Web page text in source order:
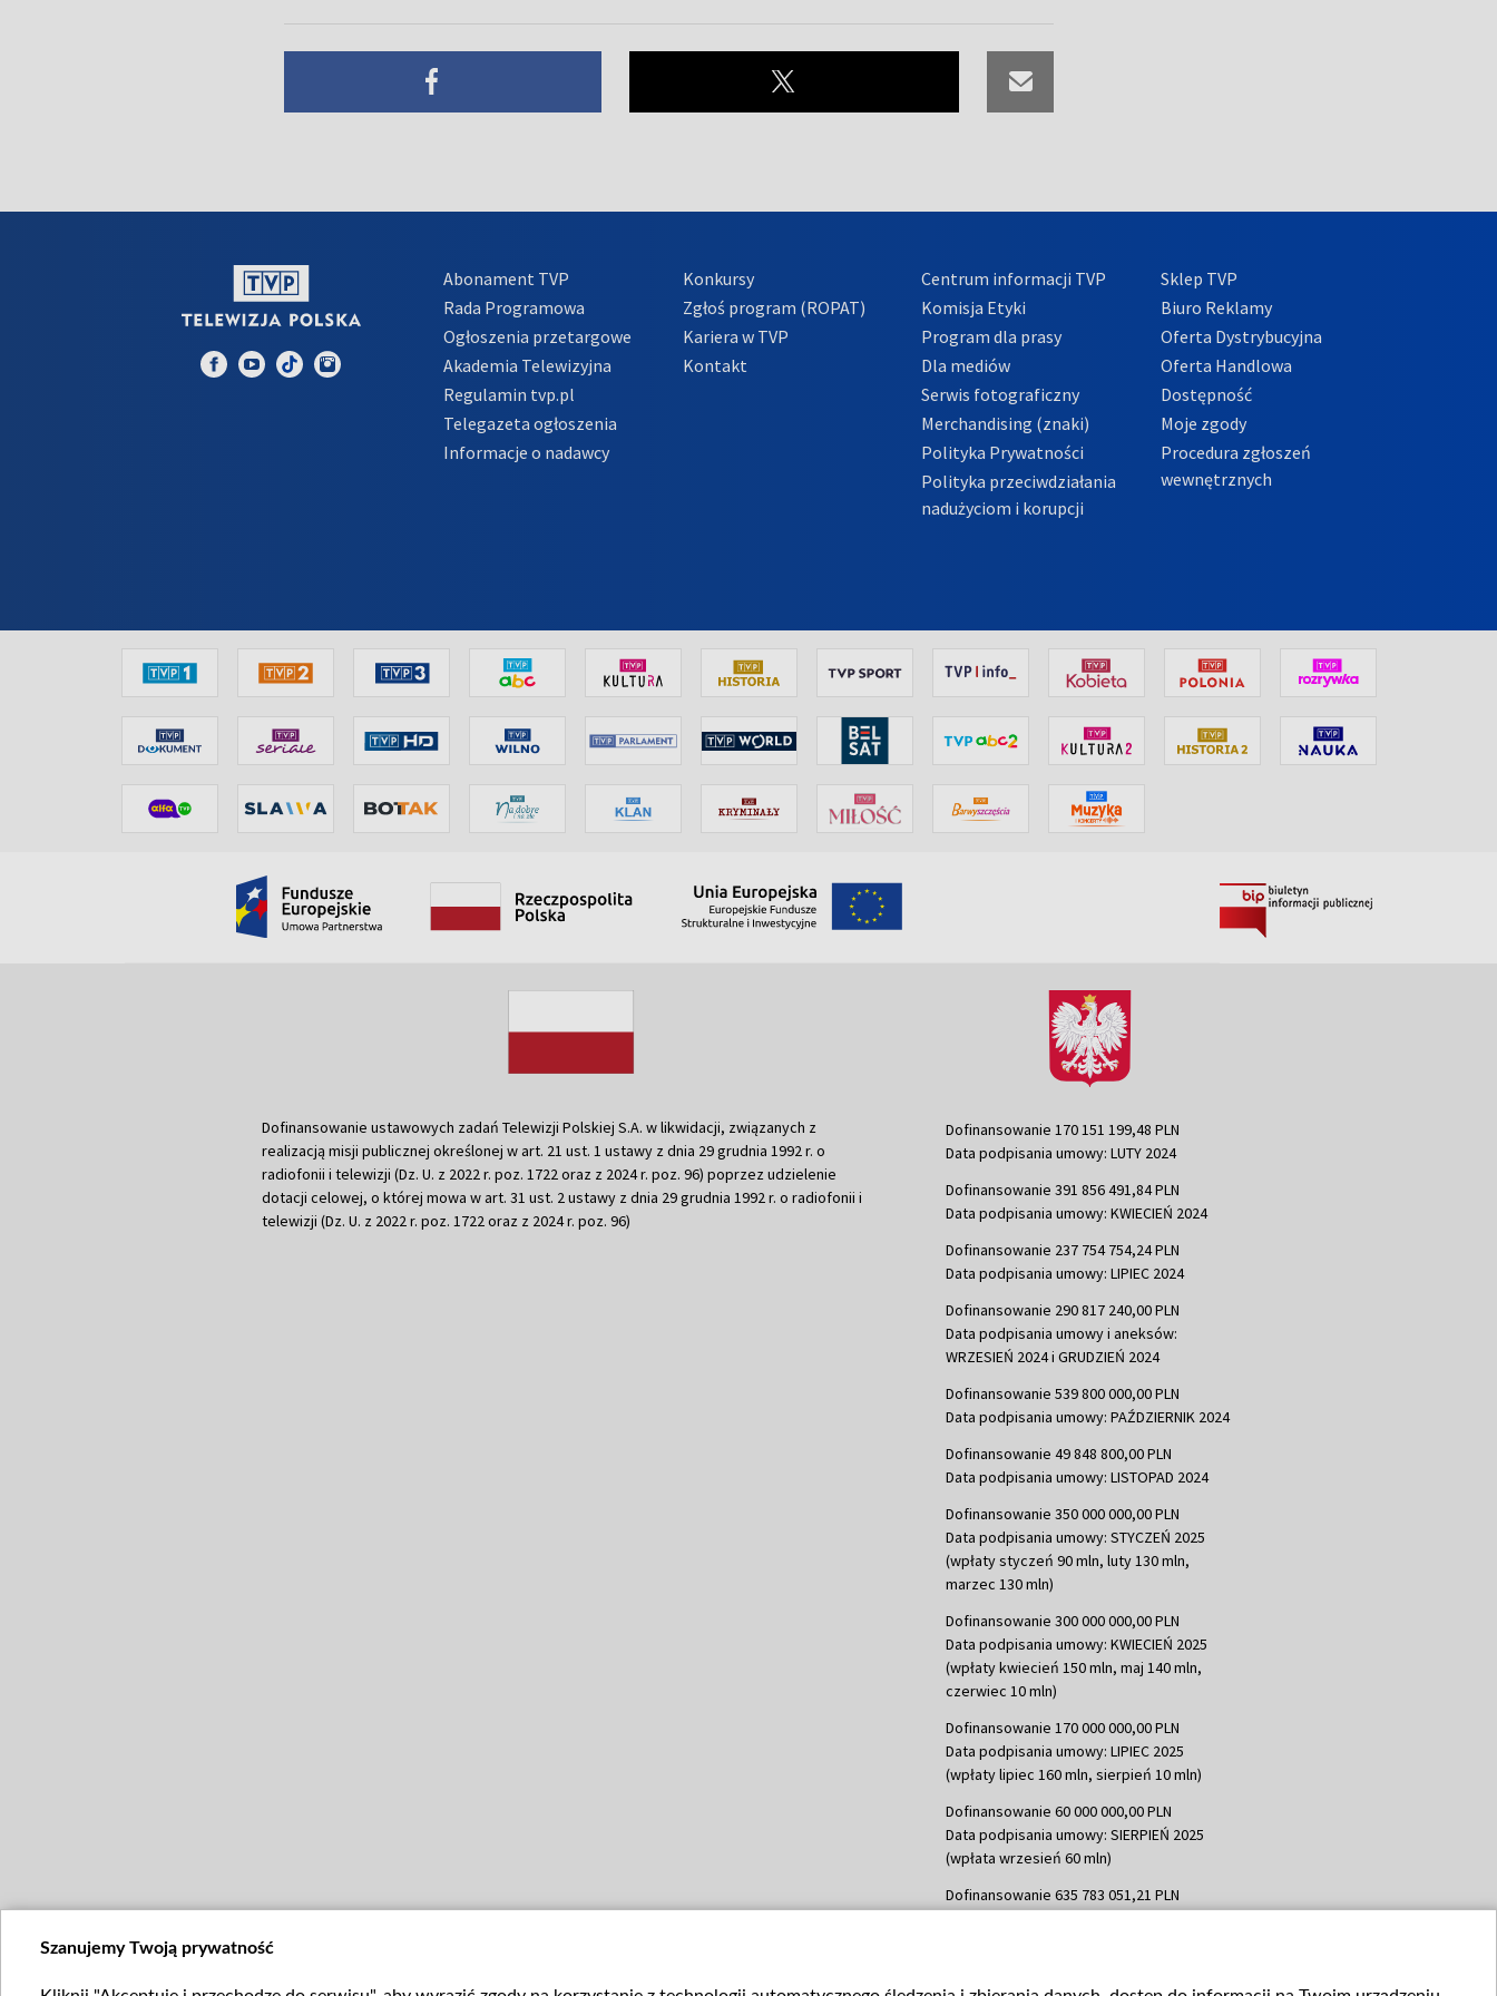
Abonament TVP
Rada Programowa
Ogłoszenia przetargowe
Akademia Telewizyjna
Regulamin tvp.pl
Telegazeta ogłoszenia
Informacje o nadawcy
Konkursy
Zgłoś program (ROPAT)
Kariera w TVP
Kontakt
Centrum informacji TVP
Komisja Etyki
Program dla prasy
Dla mediów
Serwis fotograficzny
Merchandising (znaki)
Polityka Prywatności
Polityka przeciwdziałania
nadużyciom i korupcji
Sklep TVP
Biuro Reklamy
Oferta Dystrybucyjna
Oferta Handlowa
Dostępność
Moje zgody
Procedura zgłoszeń
wewnętrznych
Dofinansowanie ustawowych zadań Telewizji Polskiej S.A. w likwidacji, związanych z
realizacją misji publicznej określonej w art. 21 ust. 1 ustawy z dnia 29 grudnia 1992 r. o
radiofonii i telewizji (Dz. U. z 2022 r. poz. 1722 oraz z 2024 r. poz. 96) poprzez udzielenie
dotacji celowej, o której mowa w art. 31 ust. 2 ustawy z dnia 29 grudnia 1992 r. o radiofonii i
telewizji (Dz. U. z 2022 r. poz. 1722 oraz z 2024 r. poz. 96)
Dofinansowanie 170 151 199,48 PLN
Data podpisania umowy: LUTY 2024
Dofinansowanie 391 856 491,84 PLN
Data podpisania umowy: KWIECIEŃ 2024
Dofinansowanie 237 754 754,24 PLN
Data podpisania umowy: LIPIEC 2024
Dofinansowanie 290 817 240,00 PLN
Data podpisania umowy i aneksów:
WRZESIEŃ 2024 i GRUDZIEŃ 2024
Dofinansowanie 539 800 000,00 PLN
Data podpisania umowy: PAŹDZIERNIK 2024
Dofinansowanie 49 848 800,00 PLN
Data podpisania umowy: LISTOPAD 2024
Dofinansowanie 350 000 000,00 PLN
Data podpisania umowy: STYCZEŃ 2025
(wpłaty styczeń 90 mln, luty 130 mln,
marzec 130 mln)
Dofinansowanie 300 000 000,00 PLN
Data podpisania umowy: KWIECIEŃ 2025
(wpłaty kwiecień 150 mln, maj 140 mln,
czerwiec 10 mln)
Dofinansowanie 170 000 000,00 PLN
Data podpisania umowy: LIPIEC 2025
(wpłaty lipiec 160 mln, sierpień 10 mln)
Dofinansowanie 60 000 000,00 PLN
Data podpisania umowy: SIERPIEŃ 2025
(wpłata wrzesień 60 mln)
Dofinansowanie 635 783 051,21 PLN
Szanujemy Twoją prywatność